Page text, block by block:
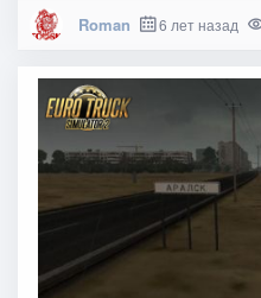
Roman 6 лет назад